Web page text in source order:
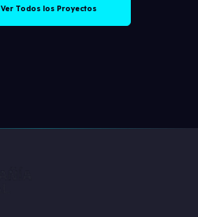
Ver Todos los Proyectos